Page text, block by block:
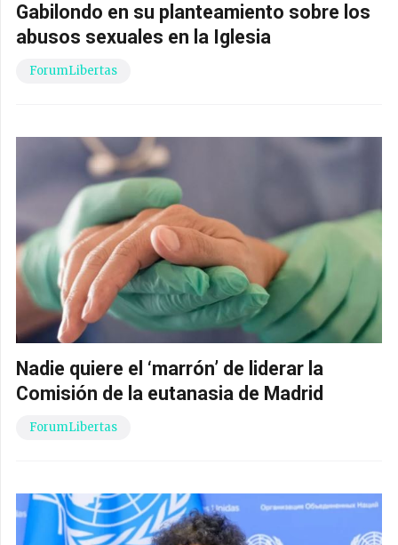
Gabilondo en su planteamiento sobre los
abusos sexuales en la Iglesia
ForumLibertas
Nadie quiere el ‘marrón’ de liderar la
Comisión de la eutanasia de Madrid
ForumLibertas